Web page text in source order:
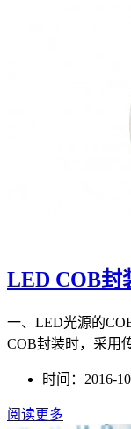
LED COB封
一、LED光源的
COB封装时，采用
时间：2016-
阅读更多